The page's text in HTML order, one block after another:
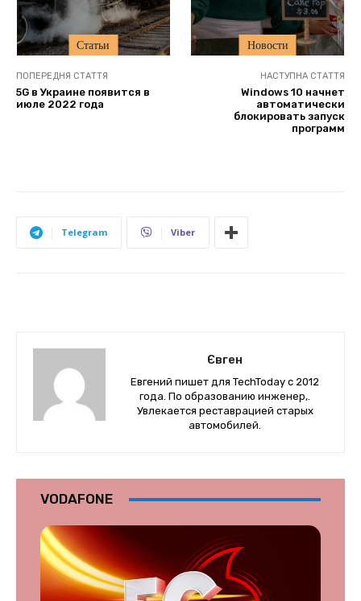
Статьи Новости
ПОПЕРЕДНЯ СТАТТЯ
5G в Украине появится в
июле 2022 года
НАСТУПНА СТАТТЯ
Windows 10 начнет
автоматически
блокировать запуск
программ
Telegram Viber
Євген
Евгений пишет для TechToday с 2012
года. По образованию инженер,.
Увлекается реставрацией старых
автомобилей.
VODAFONE